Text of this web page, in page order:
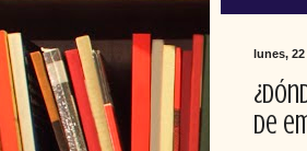
lunes,
de